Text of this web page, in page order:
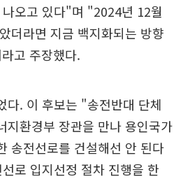
오고 있다"며 "2024년 12월
더라면 지금 백지화되는 방향
고 주장했다.
다. 이 후보는 "송전반대 단체
지환경부 장관을 만나 용인국가
송전선로를 건설해선 안 된다
로 입지선정 절차 진행을 한